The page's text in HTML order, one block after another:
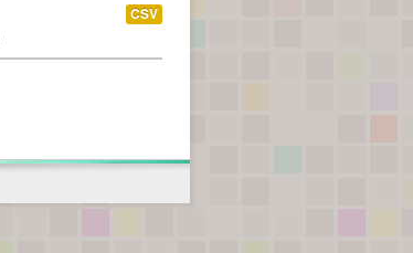
CSV